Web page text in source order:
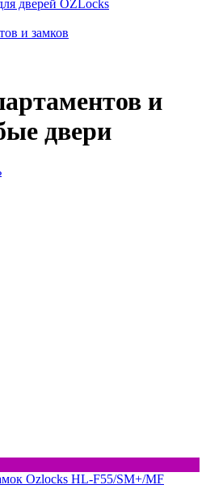
дверей OZLocks
и замков
и
двери